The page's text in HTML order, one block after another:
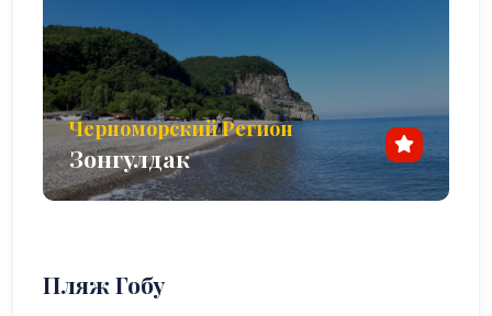
угледобывающей промышленности региона, любуясь
потрясающим видом на Черное море.
Близость к близлежащим достопримечательностям,
таким как Зонгулдакский музей угля. , пещеры
Чехеннемагзы и древний город Тийон делают Килимли
прекрасной отправной точкой для изучения региона
выгодным местом для тех, кто хочет открыть для себя
более тихую сторону Черного моря. Независимо от того,
Черноморский Регион
Зонгулдак
Пляж Гобу